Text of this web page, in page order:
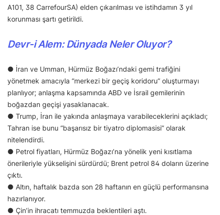
A101, 38 CarrefourSA) elden çıkarılması ve istihdamın 3 yıl
korunması şartı getirildi.
Devr-i Alem: Dünyada Neler Oluyor?
● İran ve Umman, Hürmüz Boğazı’ndaki gemi trafiğini
yönetmek amacıyla “merkezi bir geçiş koridoru” oluşturmayı
planlıyor; anlaşma kapsamında ABD ve İsrail gemilerinin
boğazdan geçişi yasaklanacak.
● Trump, İran ile yakında anlaşmaya varabileceklerini açıkladı;
Tahran ise bunu “başarısız bir tiyatro diplomasisi” olarak
nitelendirdi.
● Petrol fiyatları, Hürmüz Boğazı’na yönelik yeni kısıtlama
önerileriyle yükselişini sürdürdü; Brent petrol 84 doların üzerine
çıktı.
● Altın, haftalık bazda son 28 haftanın en güçlü performansına
hazırlanıyor.
● Çin’in ihracatı temmuzda beklentileri aştı.